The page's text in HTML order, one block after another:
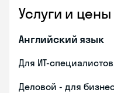
Услуги и цены
Английский язык
Для ИТ-специалистов
Деловой - для